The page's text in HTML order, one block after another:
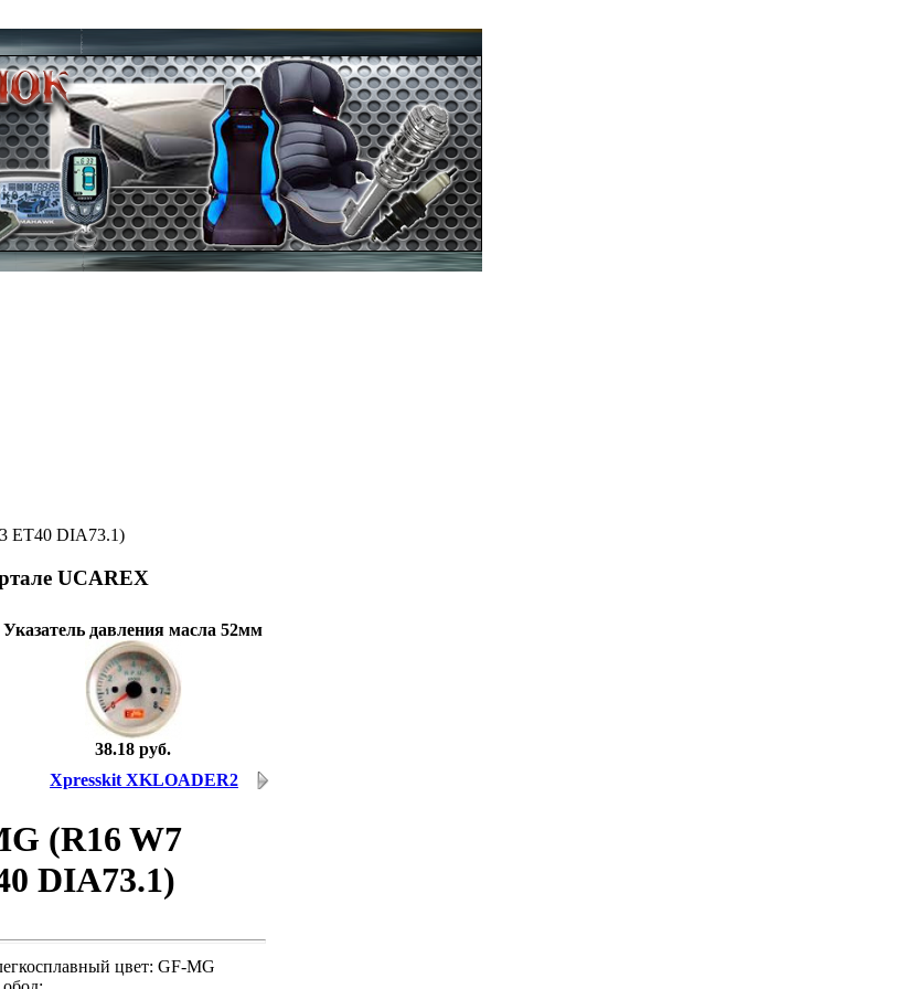
ET40 DIA73.1)
UCAREX
Указатель давления масла 52мм
38.18 руб.
Xpresskit XKLOADER2
(R16 W7
DIA73.1)
цвет: GF-MG